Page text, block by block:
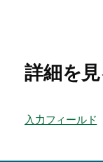
詳細を
入力フィールド